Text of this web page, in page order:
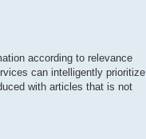
according to relevance
can intelligently prioritize
with articles that is not